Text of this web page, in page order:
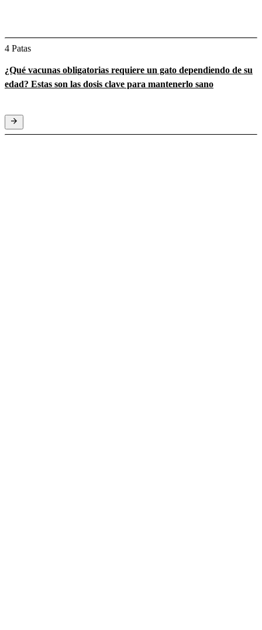
4 Patas
¿Qué vacunas obligatorias requiere un gato dependiendo de su
edad? Estas son las dosis clave para mantenerlo sano